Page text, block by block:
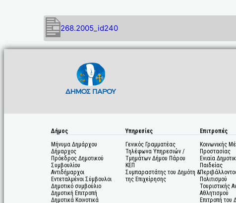
268.2005_id240
Δήμος
Μήνυμα Δημάρχου
Δήμαρχος
Πρόεδρος Δημοτικού
Συμβουλίου
Αντιδήμαρχοι
Εντεταλμένοι Σύμβουλοι
Δημοτικό συμβούλιο
Δημοτική Επιτροπή
Δημοτικά Κοινοτικά
Υπηρεσίες
Γενικός Γραμματέας
Τηλέφωνα Υπηρεσιών /
Τμημάτων Δήμου Πάρου
ΚΕΠ
Συμπαραστάτης του Δημότη &
της Επιχείρησης
Επιτροπές
Κοινωνικής
Προστασίας
Ενιαία
Παιδείας
Πολιτισμού
Τουριστικής
Αθλητισμού
Επιτροπή του